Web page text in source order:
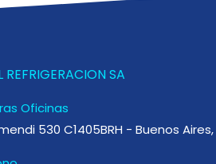
REFRIGERACION SA
Oficinas
530 C1405BRH - Buenos